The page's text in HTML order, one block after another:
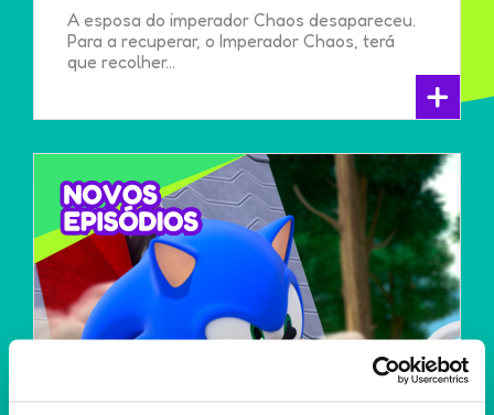
A esposa do imperador Chaos desapareceu.
Para a recuperar, o Imperador Chaos, terá
que recolher...
+